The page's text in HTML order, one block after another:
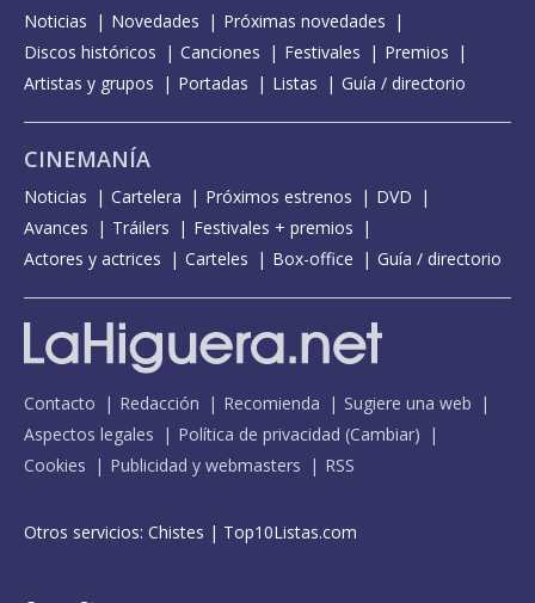
Noticias Novedades
Próximas novedades
Discos históricos
Canciones Festivales
Premios
Artistas y grupos
Portadas Listas Guía / directorio
CINEMANÍA
Noticias Cartelera Próximos estrenos
DVD
Avances
Tráilers
Festivales + premios
Actores y actrices
Carteles Box-office Guía / directorio
Contacto Redacción Recomienda
Sugiere una web
Aspectos legales
Política de privacidad (Cambiar)
Cookies
Publicidad y webmasters RSS
Otros servicios: Chistes | Top10Listas.com